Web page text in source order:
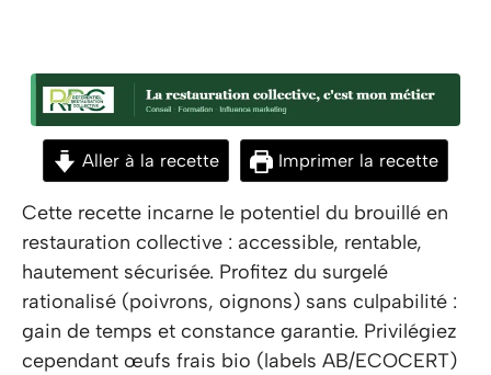
Aller à la recette Imprimer la recette
Cette recette incarne le potentiel du brouillé en
restauration collective : accessible, rentable,
hautement sécurisée. Profitez du surgelé
rationalisé (poivrons, oignons) sans culpabilité :
gain de temps et constance garantie. Privilégiez
cependant œufs frais bio (labels AB/ECOCERT)